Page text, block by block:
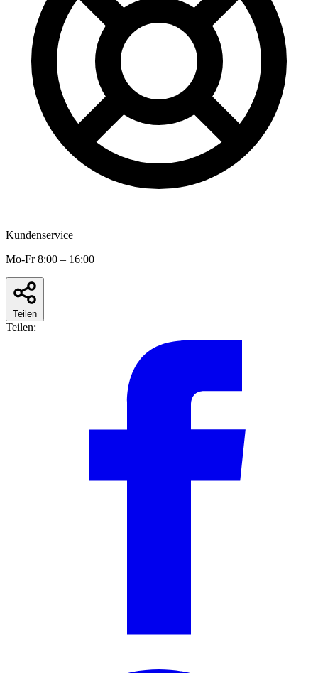
Kundenservice
Mo-Fr 8:00 – 16:00
Teilen
Teilen: